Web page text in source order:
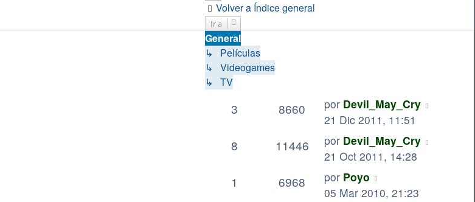
3 8660 por Devil_May_Cry
21 Dic 2011, 11:51
8 11446 por Devil_May_Cry
21 Oct 2011, 14:28
1 6968 por Poyo
05 Mar 2010, 21:23
Volver a Índice general
Ir a
General
↳ Películas
↳ Videogames
↳ TV